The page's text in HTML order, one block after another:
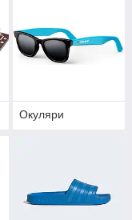
Окуляри